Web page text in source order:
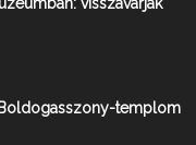
templom